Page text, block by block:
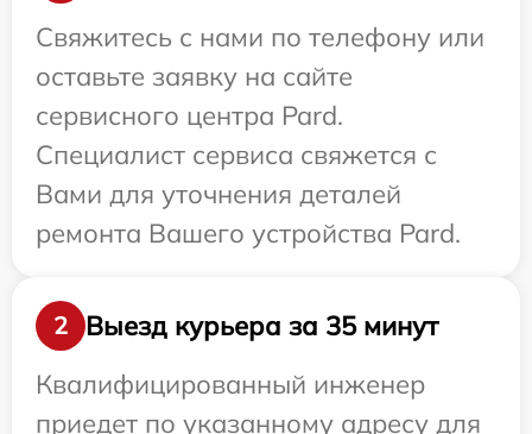
Свяжитесь с нами по телефону или
оставьте заявку на сайте
сервисного центра Pard.
Специалист сервиса свяжется с
Вами для уточнения деталей
ремонта Вашего устройства Pard.
2
Выезд курьера за 35 минут
Квалифицированный инженер
приедет по указанному адресу для